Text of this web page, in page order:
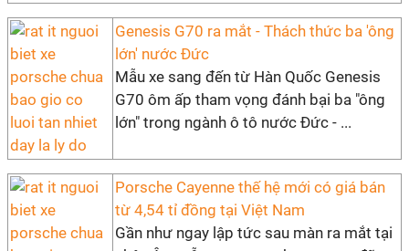
Genesis G70 ra mắt - Thách thức ba 'ông
lớn' nước Đức
Mẫu xe sang đến từ Hàn Quốc Genesis
G70 ôm ấp tham vọng đánh bại ba "ông
lớn" trong ngành ô tô nước Đức - ...
Porsche Cayenne thế hệ mới có giá bán
từ 4,54 tỉ đồng tại Việt Nam
Gần như ngay lập tức sau màn ra mắt tại